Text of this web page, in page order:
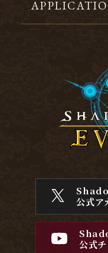
公式ア
公式